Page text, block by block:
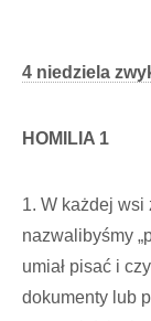
4 niedziela
HOMILIA 1
1. W każdej wsi
nazwalibyśmy
umiał pisać i
dokumenty lub